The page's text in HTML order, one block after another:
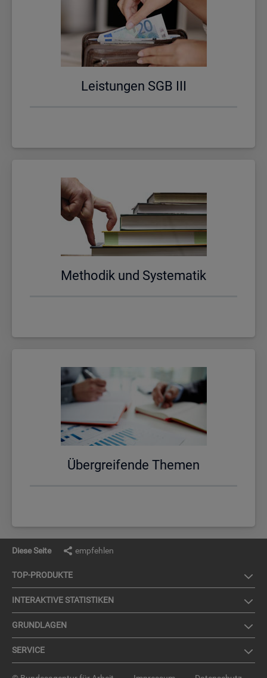
Leis­tun­gen SGB III
Me­tho­dik und Sys­te­ma­tik
Über­grei­fen­de The­men
Diese Seite empfehlen
TOP-PRO­DUK­TE
IN­TER­AK­TI­VE STA­TIS­TI­KEN
GRUND­LA­GEN
SER­VICE